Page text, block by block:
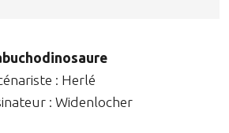
: Herlé
: Widenlocher